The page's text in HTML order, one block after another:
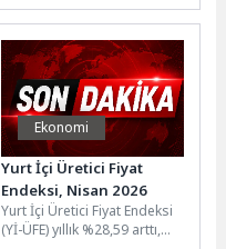
ziyaretçi meclisi
uygulamasıyla yerel yönetim
süreçlerini uygulamalı
olarak...
Ekonomi
Yurt İçi Üretici Fiyat
Endeksi, Nisan 2026
Yurt İçi Üretici Fiyat Endeksi
(Yİ-ÜFE) yıllık %28,59 arttı,